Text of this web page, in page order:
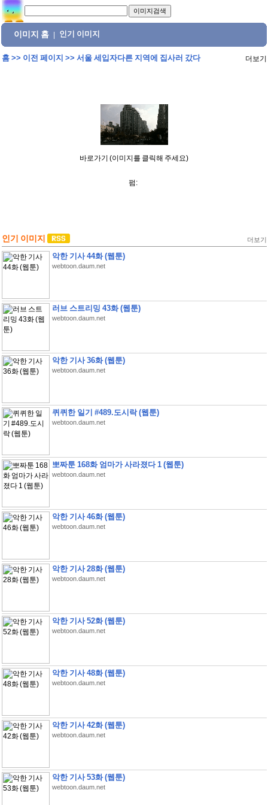
이미지 홈 인기 이미지
홈>> 이전 페이지 >> 서울 세입자다른 지역에 집사러 갔다 더보기
바로가기 (이미지를 클릭해 주세요)
펌:
인기 이미지 더보기
악한 기사 44화 (웹툰)
webtoon.daum.net
러브 스트리밍 43화 (웹툰)
webtoon.daum.net
악한 기사 36화 (웹툰)
webtoon.daum.net
퀴퀴한 일기 #489.도시락 (웹툰)
webtoon.daum.net
뽀짜툰 168화 엄마가 사라졌다 1 (웹툰)
webtoon.daum.net
악한 기사 46화 (웹툰)
webtoon.daum.net
악한 기사 28화 (웹툰)
webtoon.daum.net
악한 기사 52화 (웹툰)
webtoon.daum.net
악한 기사 48화 (웹툰)
webtoon.daum.net
악한 기사 42화 (웹툰)
webtoon.daum.net
악한 기사 53화 (웹툰)
webtoon.daum.net